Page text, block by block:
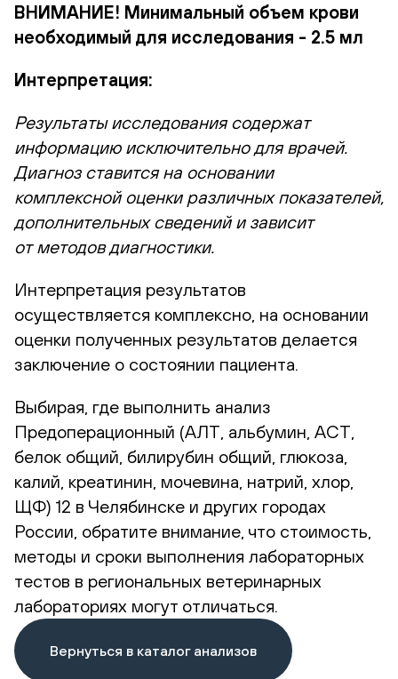
ВНИМАНИЕ! Минимальный объем крови
необходимый для исследования - 2.5 мл
Интерпретация:
Результаты исследования содержат
информацию исключительно для врачей.
Диагноз ставится на основании
комплексной оценки различных показателей,
дополнительных сведений и зависит
от методов диагностики.
Интерпретация результатов
осуществляется комплексно, на основании
оценки полученных результатов делается
заключение о состоянии пациента.
Выбирая, где выполнить анализ
Предоперационный (АЛТ, альбумин, АСТ,
белок общий, билирубин общий, глюкоза,
калий, креатинин, мочевина, натрий, хлор,
ЩФ) 12 в Челябинске и других городах
России, обратите внимание, что стоимость,
методы и сроки выполнения лабораторных
тестов в региональных ветеринарных
лабораториях могут отличаться.
Вернуться в каталог анализов